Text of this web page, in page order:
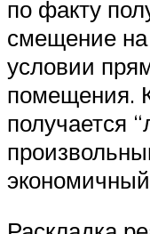
по факту
смещение
условии
помещения.
получается